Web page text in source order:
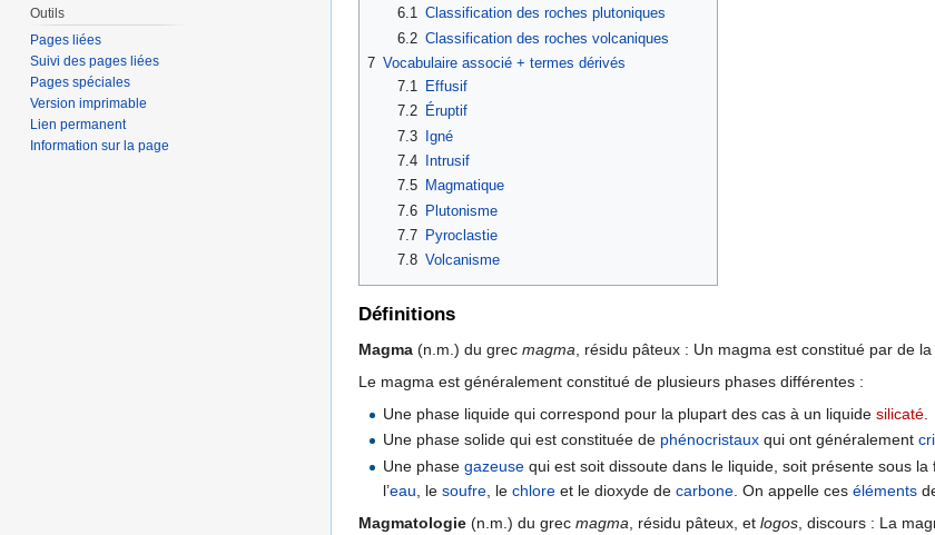
6.1 Classification des roches plutoniques
6.2 Classification des roches volcaniques
7 Vocabulaire associé + termes dérivés
7.1
Effusif
7.2
Éruptif
7.3 Igné
7.4
Intrusif
7.5
Magmatique
7.6 Plutonisme
7.7
Pyroclastie
7.8 Volcanisme
Définitions
Magma (n.m.) du grec magma , résidu pâteux : Un magma est constitué par de la
Le magma est généralement constitué de plusieurs phases différentes :
Une phase liquide qui correspond pour la plupart des cas à un liquidesilicaté
Une phase solide qui est constituée de phénocristaux qui ont généralement
Une phasegazeuse qui est soit dissoute dans le liquide, soit présente sous
l’eau , lesoufre , lechlore et le dioxyde decarbone . On appelle ceséléments
Magmatologie (n.m.) du grec magma , résidu pâteux, et logos , discours : La
Outils
Pages liées
Suivi des pages liées
Pages spéciales
Version imprimable
Lien permanent
Information sur la page